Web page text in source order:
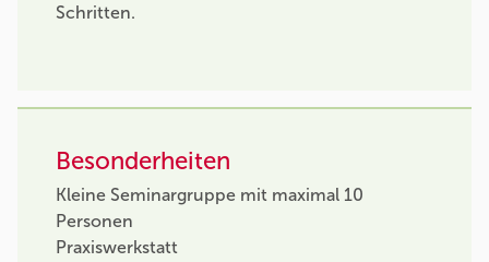
Schritten.
Besonderheiten
Kleine Seminargruppe mit maximal 10
Personen
Praxiswerkstatt